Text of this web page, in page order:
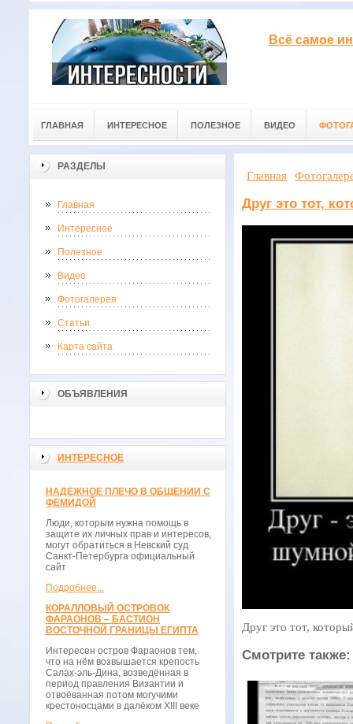
Всё самое
ГЛАВНАЯ ИНТЕРЕСНОЕ ПОЛЕЗНОЕ ВИДЕО
РАЗДЕЛЫ
Главная
Интересное
Полезное
Видео
Фотогалерея
Статьи
Карта сайта
ОБЪЯВЛЕНИЯ
ИНТЕРЕСНОЕ
НАДЕЖНОЕ ПЛЕЧО В ОБЩЕНИИ С
ФЕМИДОЙ
Люди, которым нужна помощь в
защите их личных прав и интересов,
могут обратиться в Невский суд
Санкт-Петербурга официальный
сайт
Подробнее...
КОРАЛЛОВЫЙ ОСТРОВОК
ФАРАОНОВ – БАСТИОН
ВОСТОЧНОЙ ГРАНИЦЫ ЕГИПТА
Интересен остров Фараонов тем,
что на нём возвышается крепость
Салах-эль-Дина, возведённая в
период правления Византии и
отвоёванная потом могучими
крестоносцами в далёком XIII веке
Главная
Друг это тот,
Друг это тот,
Смотрите также: